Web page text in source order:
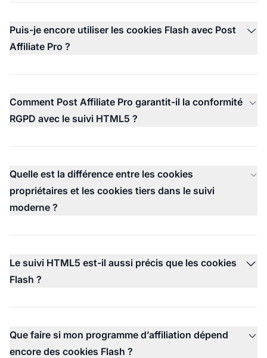
Puis-je encore utiliser les cookies Flash avec Post
Affiliate Pro ?
Comment Post Affiliate Pro garantit-il la conformité
RGPD avec le suivi HTML5 ?
Quelle est la différence entre les cookies
propriétaires et les cookies tiers dans le suivi
moderne ?
Le suivi HTML5 est-il aussi précis que les cookies
Flash ?
Que faire si mon programme d’affiliation dépend
encore des cookies Flash ?